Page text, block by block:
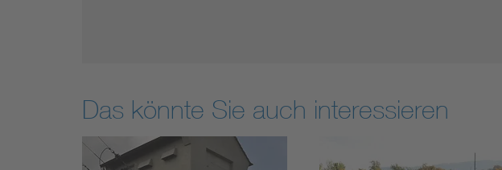
Das könnte Sie auch interessieren